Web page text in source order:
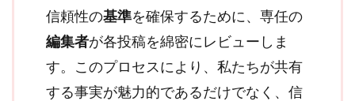
信頼性の基準を確保するために、専任の
編集者が各投稿を綿密にレビューしま
す。このプロセスにより、私たちが共有
する事実が魅力的であるだけでなく、信